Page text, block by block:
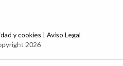
y cookies | Aviso Legal
2026